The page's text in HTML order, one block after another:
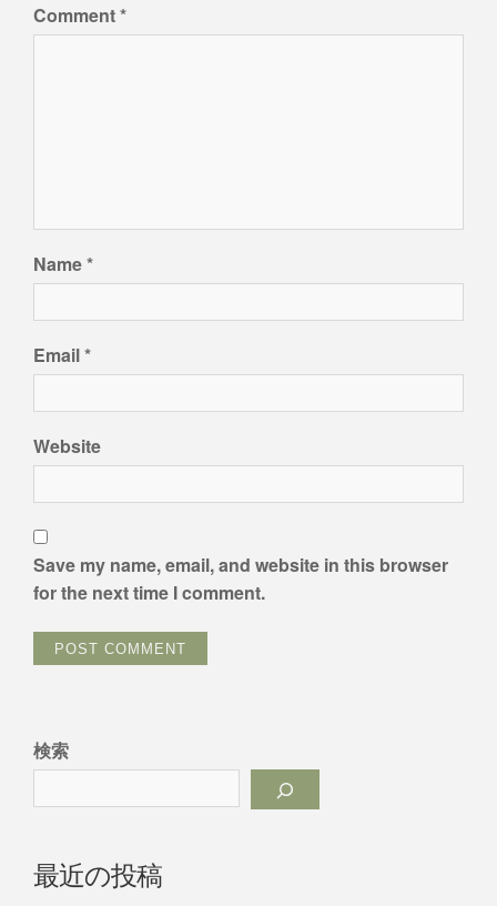
Comment*
Name*
Email*
Website
Save my name, email, and website in this browser
for the next time I comment.
検索
最近の投稿